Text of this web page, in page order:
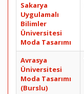
Sakarya
Uygulamalı
Bilimler
Üniversitesi
Moda Tasarımı
Avrasya
Üniversitesi
Moda Tasarımı
(Burslu)